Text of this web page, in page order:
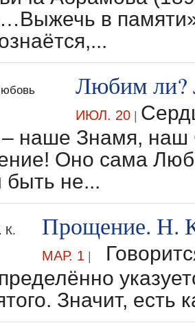
в
Любим ли?
ИЮЛ. 20 |
– наше Знамя,
Оно сама
не...
Прощение. Н.
МАР. 1 |
Значит, есть